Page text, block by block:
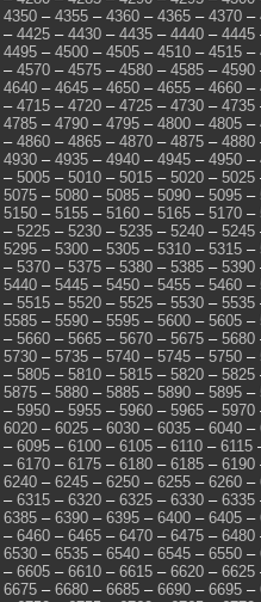
4350 – 4355 – 4360 – 4365 – 4370 –
– 4425 – 4430 – 4435 – 4440 – 4445
4495 – 4500 – 4505 – 4510 – 4515 –
– 4570 – 4575 – 4580 – 4585 – 4590
4640 – 4645 – 4650 – 4655 – 4660 –
– 4715 – 4720 – 4725 – 4730 – 4735
4785 – 4790 – 4795 – 4800 – 4805 –
– 4860 – 4865 – 4870 – 4875 – 4880
4930 – 4935 – 4940 – 4945 – 4950 –
– 5005 – 5010 – 5015 – 5020 – 5025
5075 – 5080 – 5085 – 5090 – 5095 –
5150 – 5155 – 5160 – 5165 – 5170 –
– 5225 – 5230 – 5235 – 5240 – 5245
5295 – 5300 – 5305 – 5310 – 5315 –
– 5370 – 5375 – 5380 – 5385 – 5390
5440 – 5445 – 5450 – 5455 – 5460 –
– 5515 – 5520 – 5525 – 5530 – 5535
5585 – 5590 – 5595 – 5600 – 5605 –
– 5660 – 5665 – 5670 – 5675 – 5680
5730 – 5735 – 5740 – 5745 – 5750 –
– 5805 – 5810 – 5815 – 5820 – 5825
5875 – 5880 – 5885 – 5890 – 5895 –
– 5950 – 5955 – 5960 – 5965 – 5970
6020 – 6025 – 6030 – 6035 – 6040 –
– 6095 – 6100 – 6105 – 6110 – 6115
– 6170 – 6175 – 6180 – 6185 – 6190
6240 – 6245 – 6250 – 6255 – 6260 –
– 6315 – 6320 – 6325 – 6330 – 6335
6385 – 6390 – 6395 – 6400 – 6405 –
– 6460 – 6465 – 6470 – 6475 – 6480
6530 – 6535 – 6540 – 6545 – 6550 –
– 6605 – 6610 – 6615 – 6620 – 6625
6675 – 6680 – 6685 – 6690 – 6695 –